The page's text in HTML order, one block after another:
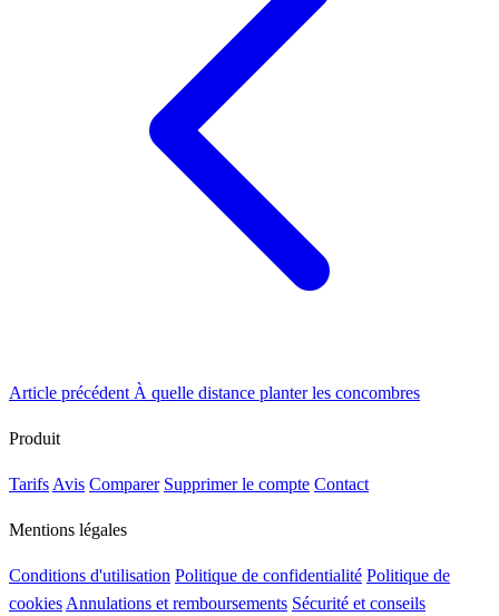
Article précédent À quelle distance planter les concombres
Produit
Tarifs Avis Comparer Supprimer le compte Contact
Mentions légales
Conditions d'utilisation Politique de confidentialité Politique de
cookies Annulations et remboursements Sécurité et conseils